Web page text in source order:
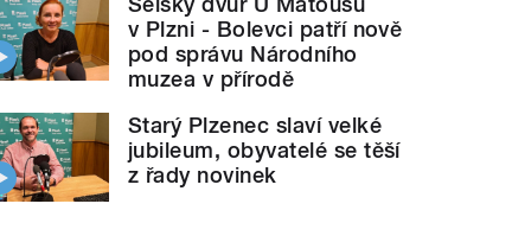
v Plzni - Bolevci patří nově
pod správu Národního
muzea v přírodě
Starý Plzenec slaví velké
jubileum, obyvatelé se těší
z řady novinek